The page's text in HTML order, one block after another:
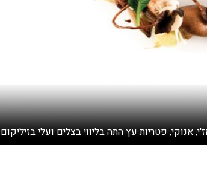
אנוקי, פטריות עץ התה בליווי בצלים ועלי בזיליקום